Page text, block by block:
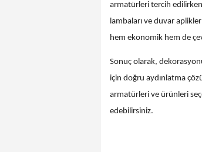
armatürleri tercih
lambaları ve duvar
hem ekonomik hem de
Sonuç olarak,
için doğru aydınlatma
armatürleri ve ürünleri
edebilirsiniz.